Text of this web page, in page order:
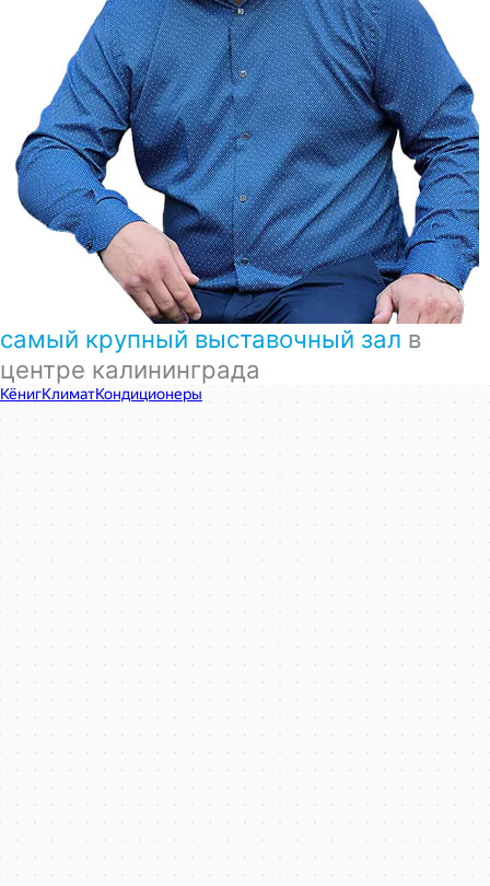
самый крупный выставочный зал в
центре калининграда
КёнигКлимат
Кондиционеры в Калининграде